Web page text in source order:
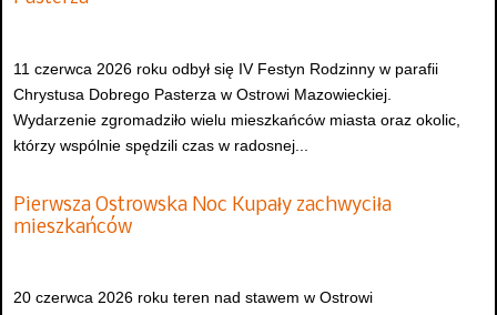
11 czerwca 2026 roku odbył się IV Festyn Rodzinny w parafii
Chrystusa Dobrego Pasterza w Ostrowi Mazowieckiej.
Wydarzenie zgromadziło wielu mieszkańców miasta oraz okolic,
którzy wspólnie spędzili czas w radosnej...
Pierwsza Ostrowska Noc Kupały zachwyciła
mieszkańców
20 czerwca 2026 roku teren nad stawem w Ostrowi